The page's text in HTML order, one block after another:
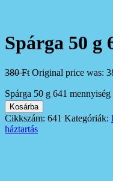
Spárga 50 g
380Ft Original price was:
Spárga 50 g 641 mennyiség
Kosárba
Cikkszám: 641 Kategóriák:
háztartás